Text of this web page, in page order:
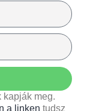
kapják meg.
a linken tudsz